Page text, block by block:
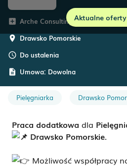
Aktualne
add_box Arche Consulting
room Drawsko Pomorskie
schedule Do ustalenia
description Umowa: Dowolna
Pielęgniarka Drawsko
Praca dodatkowa dla
Drawsko Pomorskie.
Możliwość współpracy